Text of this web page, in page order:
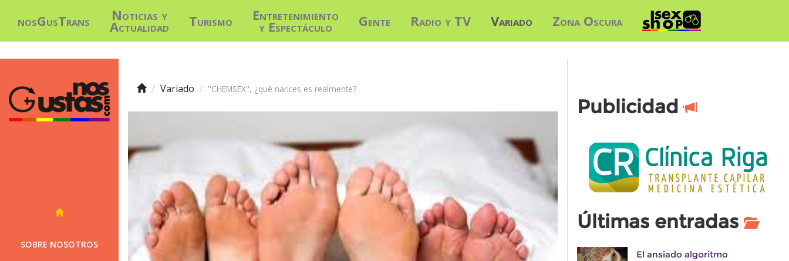
nosGusTrans Noticias y
Actualidad Turismo Entretenimiento
y Espectáculo Gente Radio y TV Variado Zona Oscura
SOBRE NOSOTROS
Variado ''CHEMSEX'', ¿qué narices es realmente?
Publicidad
Últimas entradas
El ansiado algoritmo